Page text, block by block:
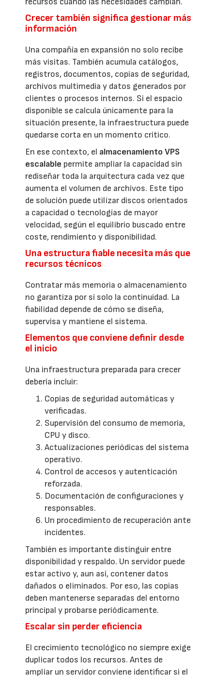
Crecer también significa gestionar más
información
Una compañía en expansión no solo recibe
más visitas. También acumula catálogos,
registros, documentos, copias de seguridad,
archivos multimedia y datos generados por
clientes o procesos internos. Si el espacio
disponible se calcula únicamente para la
situación presente, la infraestructura puede
quedarse corta en un momento crítico.
En ese contexto, el almacenamiento VPS
escalable permite ampliar la capacidad sin
rediseñar toda la arquitectura cada vez que
aumenta el volumen de archivos. Este tipo
de solución puede utilizar discos orientados
a capacidad o tecnologías de mayor
velocidad, según el equilibrio buscado entre
coste, rendimiento y disponibilidad.
Una estructura fiable necesita más que
recursos técnicos
Contratar más memoria o almacenamiento
no garantiza por sí solo la continuidad. La
fiabilidad depende de cómo se diseña,
supervisa y mantiene el sistema.
Elementos que conviene definir desde
el inicio
Una infraestructura preparada para crecer
debería incluir:
Copias de seguridad automáticas y
verificadas.
Supervisión del consumo de memoria,
CPU y disco.
Actualizaciones periódicas del sistema
operativo.
Control de accesos y autenticación
reforzada.
Documentación de configuraciones y
responsables.
Un procedimiento de recuperación ante
incidentes.
También es importante distinguir entre
disponibilidad y respaldo. Un servidor puede
estar activo y, aun así, contener datos
dañados o eliminados. Por eso, las copias
deben mantenerse separadas del entorno
principal y probarse periódicamente.
Escalar sin perder eficiencia
El crecimiento tecnológico no siempre exige
duplicar todos los recursos. Antes de
ampliar un servidor conviene identificar si el